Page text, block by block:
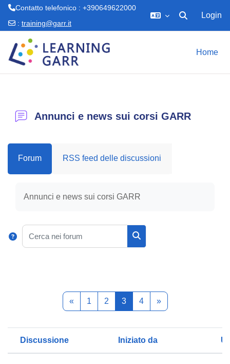
Contatto telefonico : +390649622000
: training@garr.it Attiva/
Login
Home
Annunci e news sui corsi GARR
Forum RSS feed delle discussioni
Annunci e news sui corsi GARR
Cerca nei forum
Cerca nei forum
«Pagina precedente
1 Pagina 1
2Pagina 2
3Pagina 3
4Pagina 4
»Pagina successiva
Stato
Discussione Iniziato da